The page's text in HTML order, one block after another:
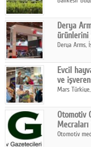
SOSYAL MEDYA
Facebook
Twitter
Google Plus
© 2026 TÜM HAKLARI SAKLIDIR
Midilli
Derya
ürünlerini
Derya Arms,
Fuarı'nda
Evcil
ve
Mars
çalışan
etkisine
Otomotiv
Otomotiv